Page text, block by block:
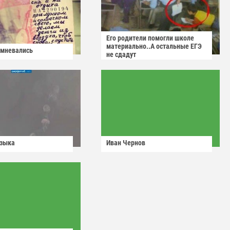
Его родители помогли школе
материально..А остальные ЕГЭ
не сдадут
Иван Чернов